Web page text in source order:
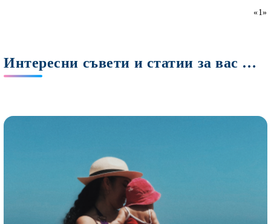
«1»
Интересни съвети и статии за вас Мами